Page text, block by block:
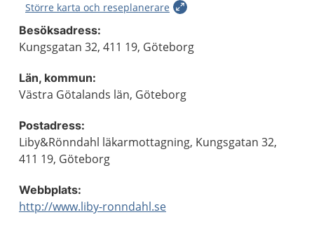
Större karta och reseplanerare
Besöksadress:
Kungsgatan 32, 411 19, Göteborg
Län, kommun:
Västra Götalands län, Göteborg
Postadress:
Liby&Rönndahl läkarmottagning, Kungsgatan 32,
411 19, Göteborg
Webbplats:
http://www.liby-ronndahl.se